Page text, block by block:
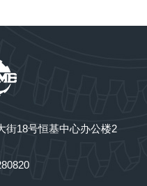
街18号恒基中心办公楼2